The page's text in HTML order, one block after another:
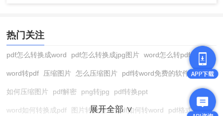
热门关注
pdf怎么转换成word pdf怎么转换成jpg图片 word怎么转pdf
word转pdf 压缩图片 怎么压缩图片 pdf转word免费的软件
如何压缩图片 pdf解密 png转jpg pdf转换ppt
word如何转换成pdf 图片转换格式 pdf如何转word pdf格式转换
展开全部 ∨